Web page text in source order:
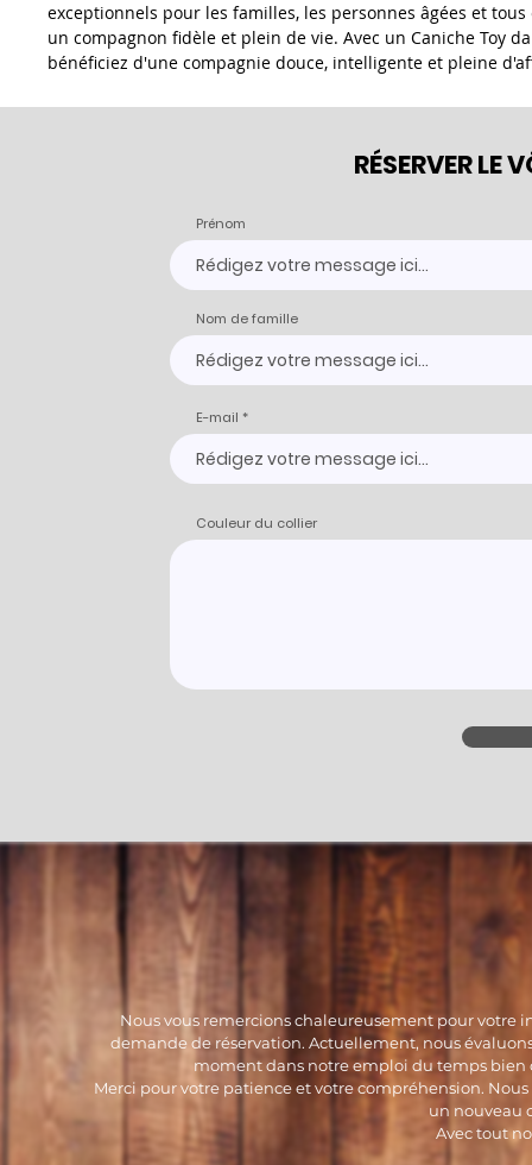
exceptionnels pour les familles, les personnes âgées et
un compagnon fidèle et plein de vie. Avec un Caniche Toy
bénéficiez d'une compagnie douce, intelligente et pleine
RÉSERVER LE
Prénom
Nom de famille
E-mail
Couleur du collier
Nous vous remercions chaleureusement pour votre
demande de réservation. Actuellement, nous
moment dans notre emploi du temps bien
Merci pour votre patience et votre compréhension.
un nouveau
Avec tout